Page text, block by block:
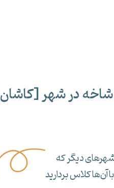
شاخه در شهر [کاشان
شهرهای دیگر که
آن‌ها کلاس بردارید